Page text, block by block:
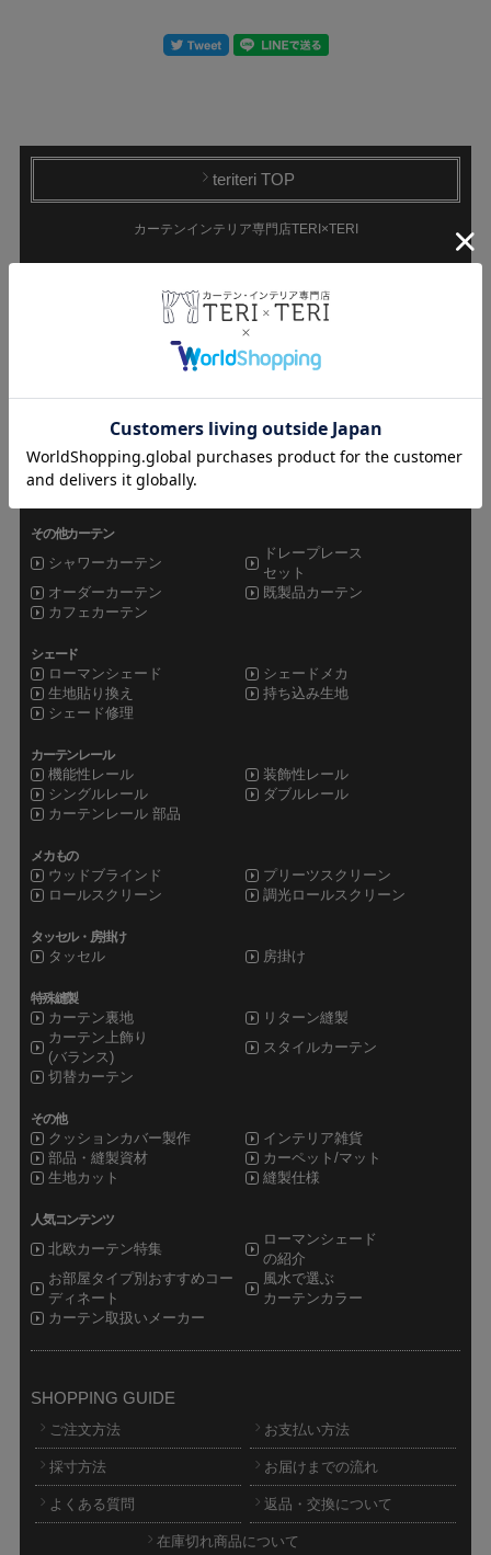
teriteri TOP
カーテンインテリア専門店TERI×TERI
遮熱カーテン
持ち込み生地で
レースカーテン
ミラーレース
非ミラーレース
UVカットレース
遮像レース
その他カーテン
シャワーカーテン
ドレープレース
セット
オーダーカーテン
既製品カーテン
カフェカーテン
シェード
ローマンシェード
シェードメカ
生地貼り換え
持ち込み生地
シェード修理
カーテンレール
機能性レール
装飾性レール
シングルレール
ダブルレール
カーテンレール 部品
メカもの
ウッドブラインド
プリーツスクリーン
ロールスクリーン
調光ロールスクリーン
タッセル・房掛け
タッセル 房掛け
特殊縫製
カーテン裏地
リターン縫製
カーテン上飾り
(バランス)
スタイルカーテン
切替カーテン
その他
クッションカバー製作
インテリア雑貨
部品・縫製資材
カーペット/マット
生地カット
縫製仕様
人気コンテンツ
北欧カーテン特集
ローマンシェード
の紹介
お部屋タイプ別おすすめコー
ディネート
風水で選ぶ
カーテンカラー
カーテン取扱いメーカー
SHOPPING GUIDE
ご注文方法 お支払い方法
採寸方法 お届けまでの流れ
よくある質問 返品・交換について
在庫切れ商品について